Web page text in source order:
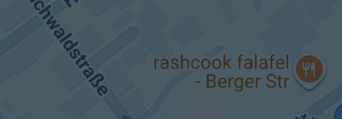
Anreisezeiten basieren auf den Verkehrsdaten eines